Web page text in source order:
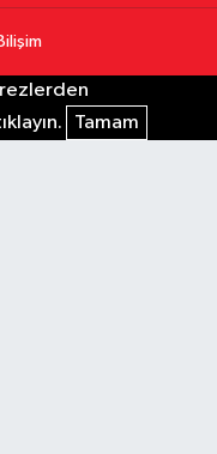
Tamam